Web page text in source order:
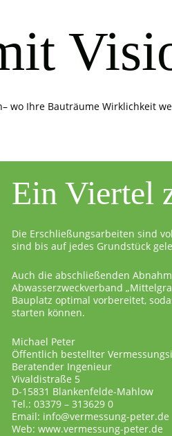
wo Ihre Bauträume Wirklichkeit
Ein Viertel
Die Erschließungsarbeiten sind
sind bis auf jedes Grundstück
Auch die abschließenden
Abwasserzweckverband
Bauplatz optimal vorbereitet,
starten können.
Michael Peter
Öffentlich bestellter
Beratender Ingenieur
Vivaldistraße 5
D-15831 Blankenfelde-Mahlow
Tel.: 03379 – 313629 0
Email: info@vermessung-peter.de
Web: www.vermessung-peter.de